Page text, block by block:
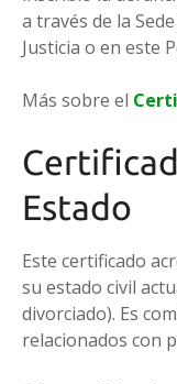
a través de la
Justicia o en este
Más sobre el
Estado
Este certificado
su estado civil
divorciado). Es
relacionados con